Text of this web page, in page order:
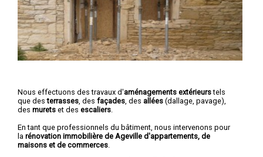
Nous effectuons des travaux d'aménagements extérieurstels
que desterrasses , des façades , des allées (dallage, pavage),
des murets et des escaliers
En tant que professionnels du bâtiment, nous intervenons pour
la rénovation immobilière de Ageville d'appartements, de
maisons et de commerces